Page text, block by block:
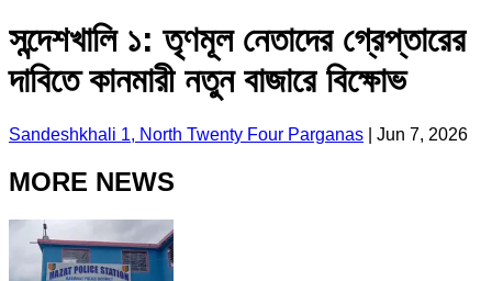
সন্দেশখালি ১: তৃণমূল নেতাদের গ্রেপ্তারের
দাবিতে কানমারী নতুন বাজারে বিক্ষোভ
Sandeshkhali 1, North Twenty Four Parganas Jun 7, 2026
MORE NEWS